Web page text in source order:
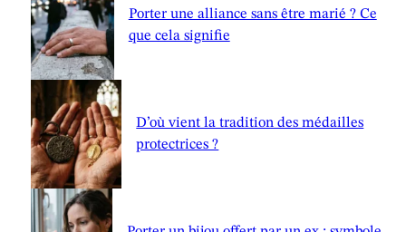
Porter une alliance sans être marié ? Ce
que cela signifie
D’où vient la tradition des médailles
protectrices ?